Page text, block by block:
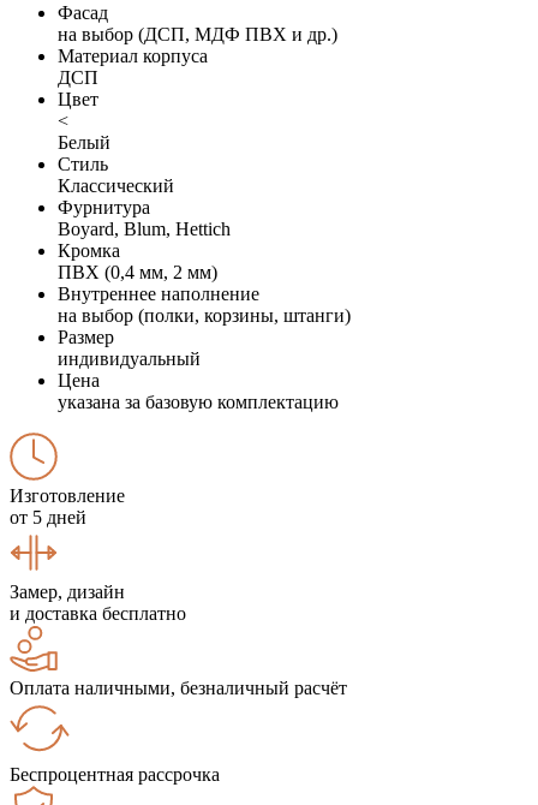
Фасад
на выбор (ДСП, МДФ ПВХ и др.)
Материал корпуса
ДСП
Цвет
<
Белый
Стиль
Классический
Фурнитура
Boyard, Blum, Hettich
Кромка
ПВХ (0,4 мм, 2 мм)
Внутреннее наполнение
на выбор (полки, корзины, штанги)
Размер
индивидуальный
Цена
указана за базовую комплектацию
Изготовление
от 5 дней
Замер, дизайн
и доставка бесплатно
Оплата наличными, безналичный расчёт
Беспроцентная рассрочка